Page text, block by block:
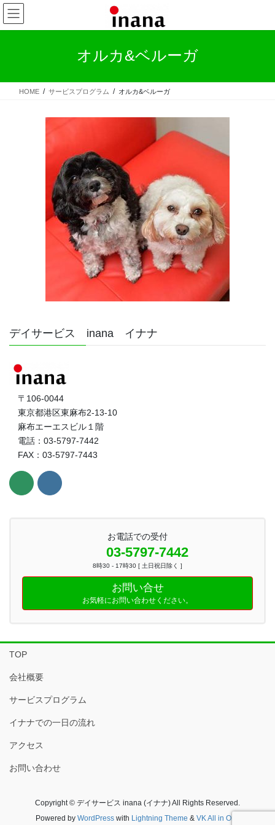
コ
ン
テ
ス
ナ
ビ
ゲ
ン
オルカ&ベルーガ
HOME サービスプログラム オルカ&ベルーガ
デイサービス inana イナナ
〒106-0044
東京都港区東麻布2-13-10
麻布エーエスビル１階
電話：03-5797-7442
FAX：03-5797-7443
お電話での受付
03-5797-7442
8時30 - 17時30 [ 土日祝日除く ]
お問い合せ
お気軽にお問い合わせください。
TOP
会社概要
サービスプログラム
イナナでの一日の流れ
アクセス
お問い合わせ
Copyright © デイサービス inana (イナナ) All Rights Reserved.
Powered by WordPresswith Lightning Theme & VK All in One